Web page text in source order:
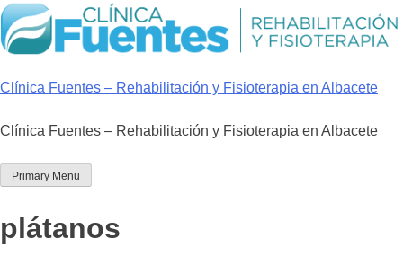
Skip
to
content
Clínica Fuentes – Rehabilitación y Fisioterapia en Albacete
Clínica Fuentes – Rehabilitación y Fisioterapia en Albacete
Primary Menu
plátanos